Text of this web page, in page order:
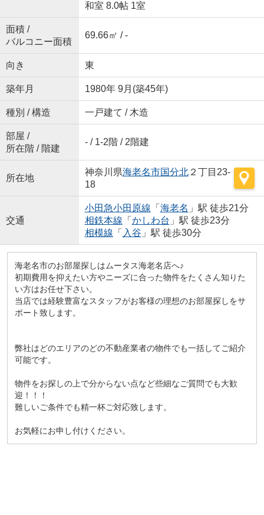
和室 8.0帖 1室
面積 /
バルコニー面積
69.66㎡ / -
向き 東
築年月 1980年 9月(築45年)
種別 / 構造 一戸建て / 木造
部屋 /
所在階 / 階建
- / 1-2階 / 2階建
所在地
神奈川県海老名市国分北２丁目23-
18
交通
小田急小田原線 「 海老名 」駅 徒歩21分
相鉄本線 「 かしわ台 」駅 徒歩23分
相模線 「 入谷 」駅 徒歩30分
海老名市のお部屋探しはムータス海老名店へ♪
初期費用を抑えたい方やニーズに合った物件をたくさん知りた
い方はお任せ下さい。
当店では経験豊富なスタッフがお客様の理想のお部屋探しをサ
ポート致します。
弊社はどのエリアのどの不動産業者の物件でも一括してご紹介
可能です。
物件をお探しの上で分からない点など些細なご質問でも大歓
迎！！！
難しいご条件でも精一杯ご対応致します。
お気軽にお申し付けください。